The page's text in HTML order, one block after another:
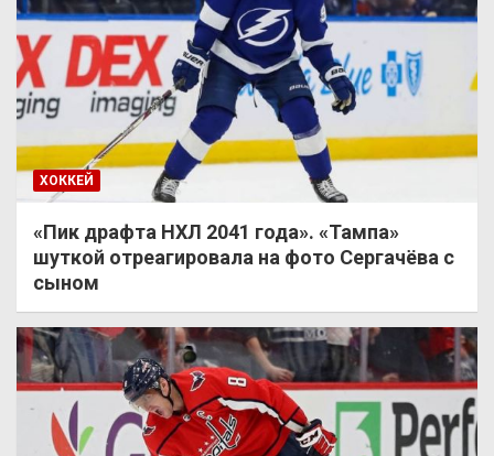
ХОККЕЙ
«Пик драфта НХЛ 2041 года». «Тампа»
шуткой отреагировала на фото Сергачёва с
сыном